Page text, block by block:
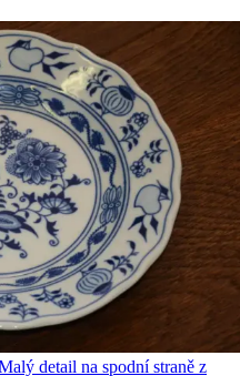
detail na spodní straně z